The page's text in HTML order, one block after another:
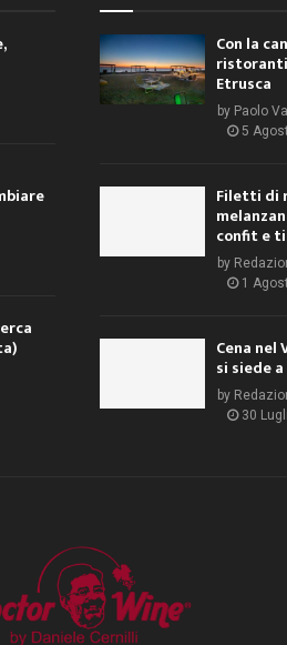
Con la
Etrusca
by Paolo
5
Filetti di
confit e
by
1
Cena nel
si siede
by
30